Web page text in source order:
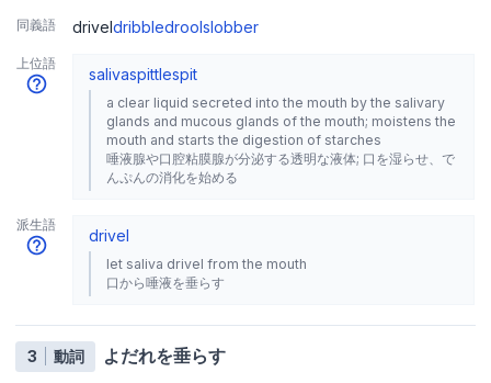
同義語 driveldribbledroolslobber
上位語
salivaspittlespit
a clear liquid secreted into the mouth by the salivary
glands and mucous glands of the mouth; moistens the
mouth and starts the digestion of starches
唾液腺や口腔粘膜腺が分泌する透明な液体; 口を湿らせ、で
んぷんの消化を始める
派生語
drivel
let saliva drivel from the mouth
口から唾液を垂らす
3 動詞 よだれを垂らす